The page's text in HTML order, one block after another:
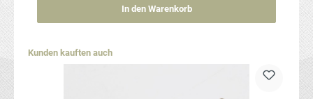
In den Warenkorb
Produktgalerie überspringen
Kunden kauften auch